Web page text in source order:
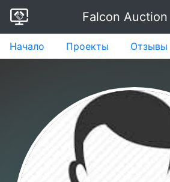
Falcon Auction
Начало Проекты Отзывы